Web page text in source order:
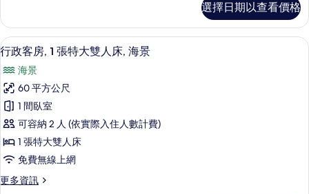
雙
人
床,
海
景
的
所
有
相
片
客
房,
2
張
標
準
雙
人
床,
海
景
的
情
選擇日期以查看價格
顯
示
行
政
客
房,
1
張
特
筆電工作空間、熨斗/熨衣板、免費
6
行政客房, 1 張特大雙人床, 海景
海景
60 平方公尺
1 間臥室
可容納 2 人 (依實際入住人數計費)
1 張特大雙人床
免費無線上網
更多資訊
更